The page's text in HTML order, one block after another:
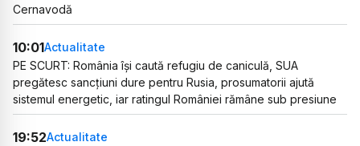
Cernavodă
10:01Actualitate
PE SCURT: România își caută refugiu de caniculă, SUA
pregătesc sancțiuni dure pentru Rusia, prosumatorii ajută
sistemul energetic, iar ratingul României rămâne sub presiune
19:52Actualitate